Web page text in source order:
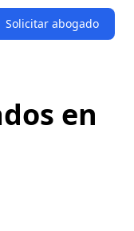
Solicitar abogado
en